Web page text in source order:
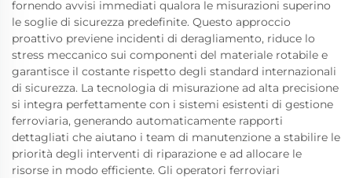
fornendo avvisi immediati qualora le misurazioni superino
le soglie di sicurezza predefinite. Questo approccio
proattivo previene incidenti di deragliamento, riduce lo
stress meccanico sui componenti del materiale rotabile e
garantisce il costante rispetto degli standard internazionali
di sicurezza. La tecnologia di misurazione ad alta precisione
si integra perfettamente con i sistemi esistenti di gestione
ferroviaria, generando automaticamente rapporti
dettagliati che aiutano i team di manutenzione a stabilire le
priorità degli interventi di riparazione e ad allocare le
risorse in modo efficiente. Gli operatori ferroviari